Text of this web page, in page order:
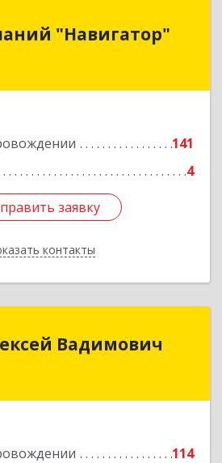
"Навигатор"
141
4
заявку
контакты
"Навигатор"
обл, Домодедово г,
заявку
Назад
Вадимович
114
Алексей Вадимович